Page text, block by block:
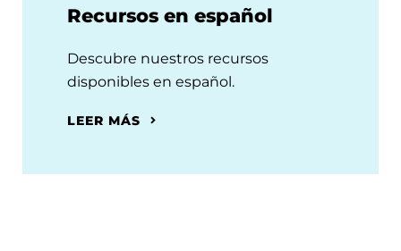
Recursos en español
Descubre nuestros recursos
disponibles en español.
LEER MÁS